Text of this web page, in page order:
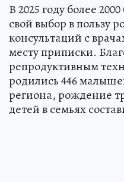
В 2025 году более
свой выбор в пользу
консультаций с
месту приписки.
репродуктивным
родились 446
региона, рождение
детей в семьях